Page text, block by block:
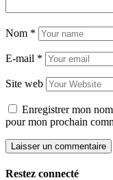
Nom *
E-mail *
Site web
Enregistrer mon
pour mon prochain
Restez connecté